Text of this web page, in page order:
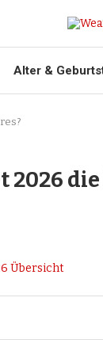
Alter &
2026